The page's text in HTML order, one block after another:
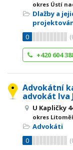
okres Ústí
Dlažby a
0
(
+420 604
Advokátní
advokát Iva
U Kapličky
okres
Advokáti
0
(